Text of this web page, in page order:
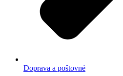
Doprava a poštovné